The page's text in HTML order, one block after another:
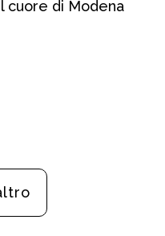
cuore di Modena